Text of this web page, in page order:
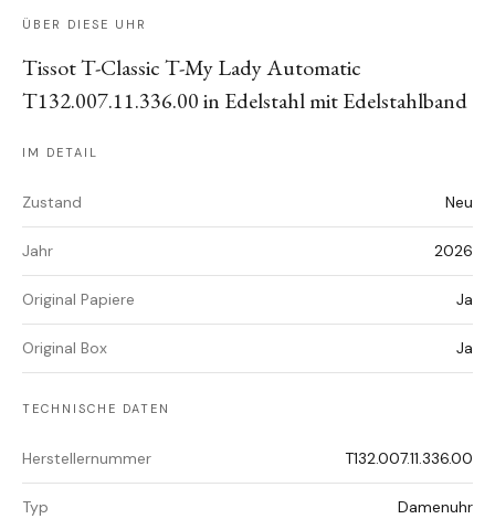
ÜBER DIESE UHR
Tissot T-Classic T-My Lady Automatic
T132.007.11.336.00 in Edelstahl mit Edelstahlband
IM DETAIL
Zustand Neu
Jahr 2026
Original Papiere Ja
Original Box Ja
TECHNISCHE DATEN
Herstellernummer T132.007.11.336.00
Typ Damenuhr